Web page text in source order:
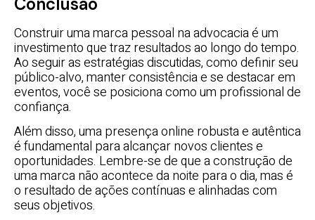
Construir uma marca pessoal na advocacia é um
investimento que traz resultados ao longo do tempo.
Ao seguir as estratégias discutidas, como definir seu
público-alvo, manter consistência e se destacar em
eventos, você se posiciona como um profissional de
confiança.
Além disso, uma presença online robusta e autêntica
é fundamental para alcançar novos clientes e
oportunidades. Lembre-se de que a construção de
uma marca não acontece da noite para o dia, mas é
o resultado de ações contínuas e alinhadas com
seus objetivos.